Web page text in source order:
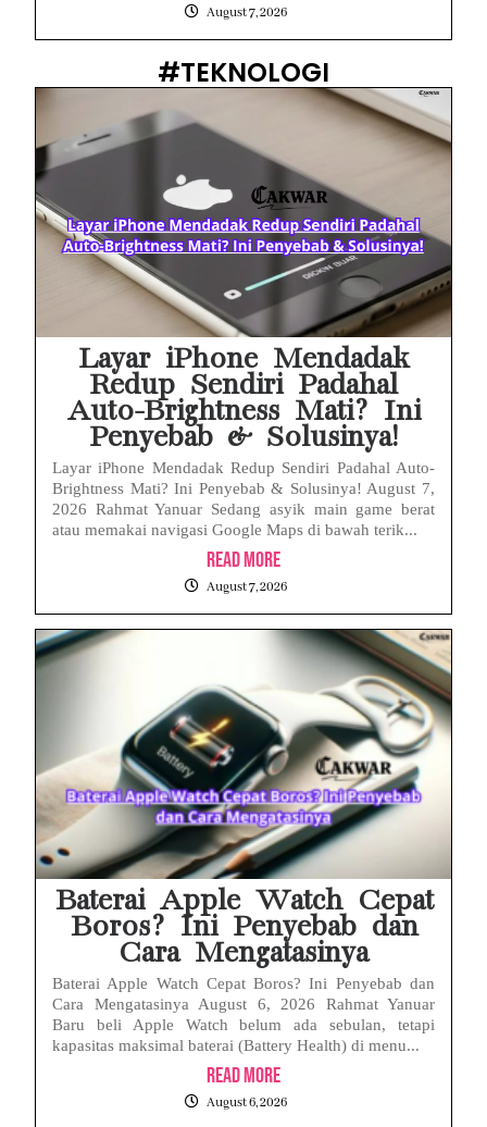
August 7, 2026
#TEKNOLOGI
Layar iPhone Mendadak
Redup Sendiri Padahal
Auto-Brightness Mati? Ini
Penyebab & Solusinya!
Layar iPhone Mendadak Redup Sendiri Padahal Auto-
Brightness Mati? Ini Penyebab & Solusinya! August 7,
2026 Rahmat Yanuar Sedang asyik main game berat
atau memakai navigasi Google Maps di bawah terik...
Read More
August 7, 2026
Baterai Apple Watch Cepat
Boros? Ini Penyebab dan
Cara Mengatasinya
Baterai Apple Watch Cepat Boros? Ini Penyebab dan
Cara Mengatasinya August 6, 2026 Rahmat Yanuar
Baru beli Apple Watch belum ada sebulan, tetapi
kapasitas maksimal baterai (Battery Health) di menu...
Read More
August 6, 2026